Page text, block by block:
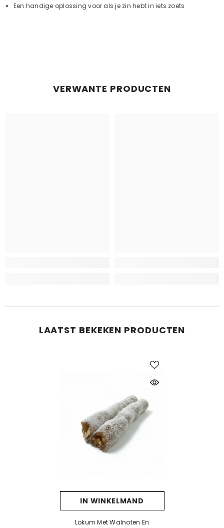
Een handige oplossing voor als je zin hebt in iets zoets
VERWANTE PRODUCTEN
LAATST BEKEKEN PRODUCTEN
IN WINKELMAND
Lokum Met Walnoten En